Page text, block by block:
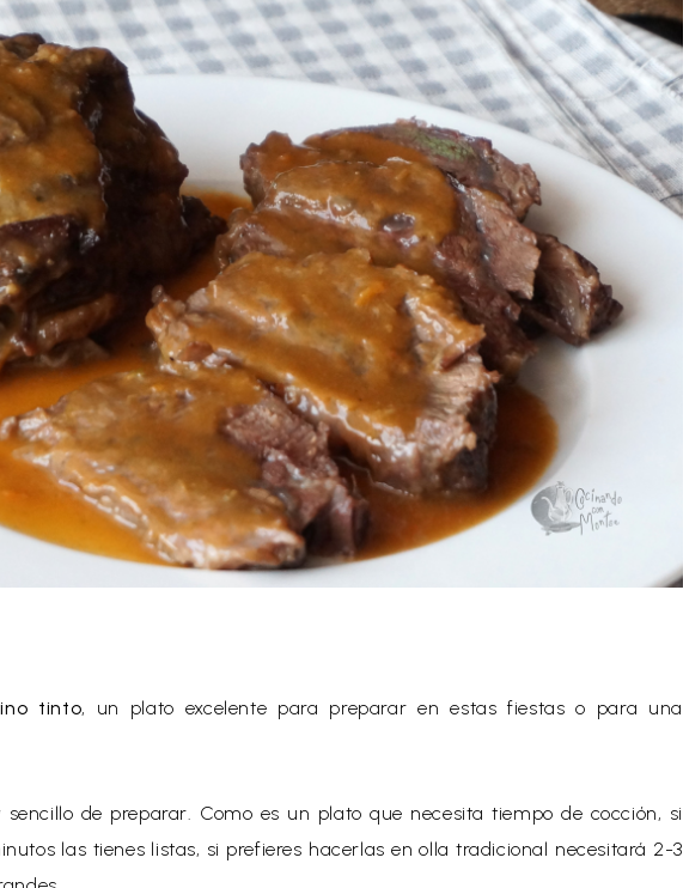
tinto, un plato excelente para preparar en estas fiestas o para una
de preparar. Como es un plato que necesita tiempo de cocción, si
las tienes listas, si prefieres hacerlas en olla tradicional necesitará 2-3